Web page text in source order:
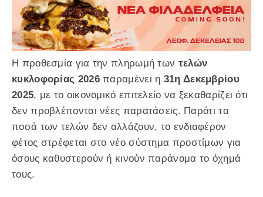
Η προθεσμία για την πληρωμή των τελών
κυκλοφορίας 2026παραμένει η 31η Δεκεμβρίου
2025, με το οικονομικό επιτελείο να ξεκαθαρίζει ότι
δεν προβλέπονται νέες παρατάσεις. Παρότι τα
ποσά των τελών δεν αλλάζουν, το ενδιαφέρον
φέτος στρέφεται στο νέο σύστημα προστίμων για
όσους καθυστερούν ή κινούν παράνομα το όχημά
τους.